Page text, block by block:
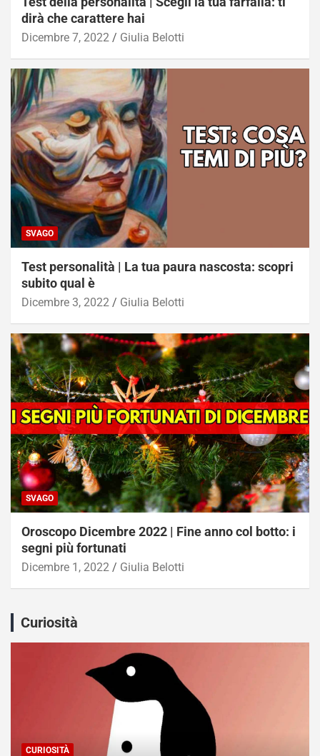
dirà che carattere hai
Dicembre 7, 2022 Giulia Belotti
SVAGO
Test personalità | La tua paura nascosta: scopri
subito qual è
Dicembre 3, 2022 Giulia Belotti
SVAGO
Oroscopo Dicembre 2022 | Fine anno col botto: i
segni più fortunati
Dicembre 1, 2022 Giulia Belotti
Curiosità
CURIOSITÀ